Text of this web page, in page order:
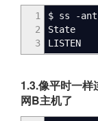
1
2
3
$ ss
-ant
State
1.3.像平时一
网B主机了